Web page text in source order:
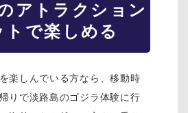
アトラクション
トで楽しめる
楽しんでいる方なら、移動時
りで淡路島のゴジラ体験に行